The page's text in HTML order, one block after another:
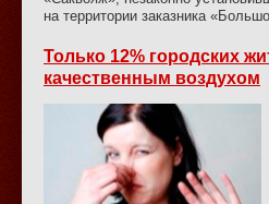
на территории заказника
Только 12% городских
качественным воздухом